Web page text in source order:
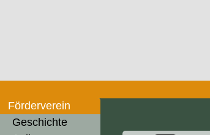
Förderverein
Geschichte